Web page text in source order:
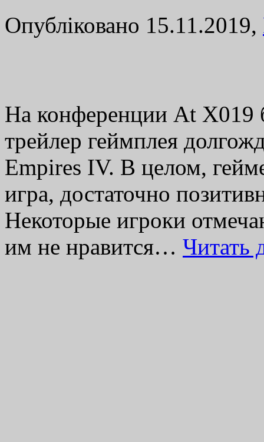
Опубліковано 15.11.2019,
На конференции At X019
трейлер геймплея
Empires IV. В целом,
игра, достаточно
Некоторые игроки
им не нравится… Читать